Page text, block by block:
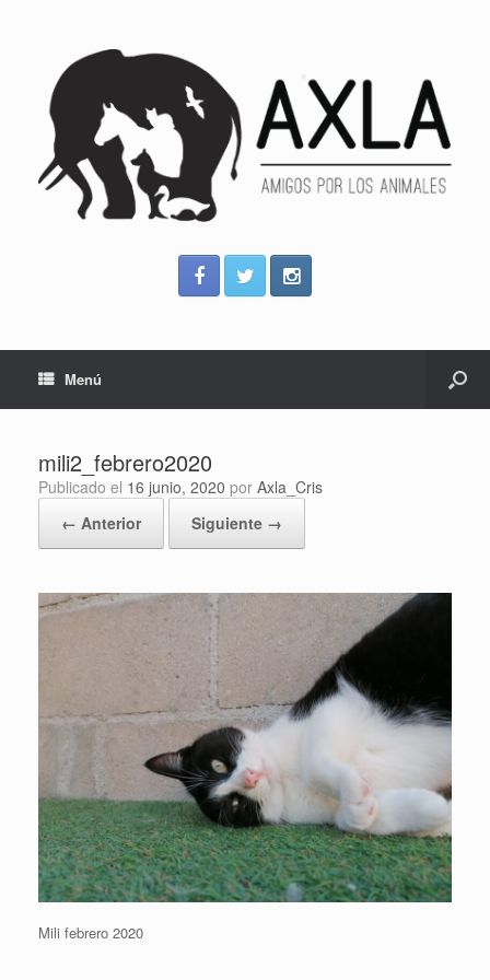
Menú
mili2_febrero2020
Publicado el 16 junio, 2020 por Axla_Cris
← Anterior
Siguiente →
Mili febrero 2020